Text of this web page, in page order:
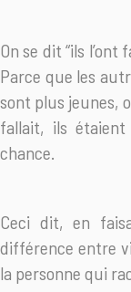
On se dit “ils l’ont
Parce que les
sont plus jeunes,
fallait, ils
chance.
Ceci dit, en
différence entre
la personne qui